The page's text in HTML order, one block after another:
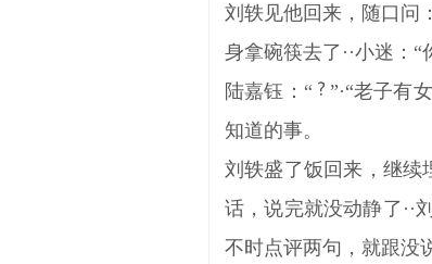
刘轶见他回来，随口问
身拿碗筷去了··小迷：
陆嘉钰：“
”·“老子有
知道的事。
刘轶盛了饭回来，继续
话，说完就没动静了··
不时点评两句，就跟没